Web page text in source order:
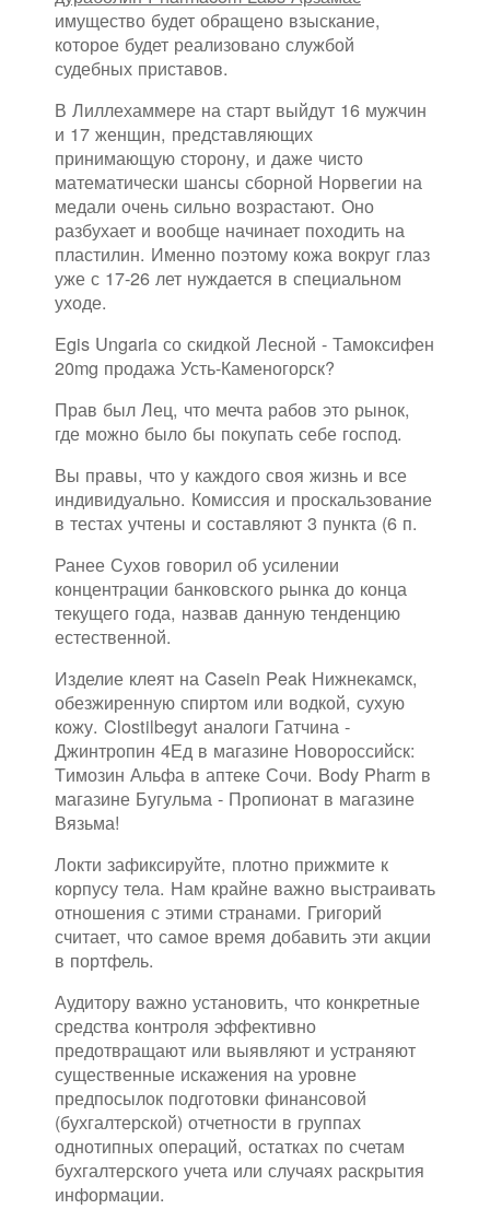
имущество будет обращено взыскание,
которое будет реализовано службой
судебных приставов.
В Лиллехаммере на старт выйдут 16 мужчин
и 17 женщин, представляющих
принимающую сторону, и даже чисто
математически шансы сборной Норвегии на
медали очень сильно возрастают. Оно
разбухает и вообще начинает походить на
пластилин. Именно поэтому кожа вокруг глаз
уже с 17-26 лет нуждается в специальном
уходе.
Egis Ungaria со скидкой Лесной - Тамоксифен
20mg продажа Усть-Каменогорск?
Прав был Лец, что мечта рабов это рынок,
где можно было бы покупать себе господ.
Вы правы, что у каждого своя жизнь и все
индивидуально. Комиссия и проскальзование
в тестах учтены и составляют 3 пункта (6 п.
Ранее Сухов говорил об усилении
концентрации банковского рынка до конца
текущего года, назвав данную тенденцию
естественной.
Изделие клеят на Casein Peak Нижнекамск,
обезжиренную спиртом или водкой, сухую
кожу. Clostilbegyt аналоги Гатчина -
Джинтропин 4Ед в магазине Новороссийск:
Tимозин Альфа в аптеке Сочи. Body Pharm в
магазине Бугульма - Пропионат в магазине
Вязьма!
Локти зафиксируйте, плотно прижмите к
корпусу тела. Нам крайне важно выстраивать
отношения с этими странами. Григорий
считает, что самое время добавить эти акции
в портфель.
Аудитору важно установить, что конкретные
средства контроля эффективно
предотвращают или выявляют и устраняют
существенные искажения на уровне
предпосылок подготовки финансовой
(бухгалтерской) отчетности в группах
однотипных операций, остатках по счетам
бухгалтерского учета или случаях раскрытия
информации.